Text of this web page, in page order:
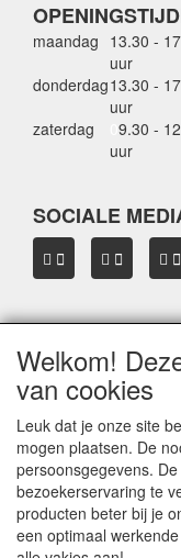
maandag 13.30 -
uur
donderdag13.30 -
uur
zaterdag
9.30 -
uur
SOCIALE
OVER
Dakkoffer verhuur
Verkoop dakkoffers
Onze merken
Herroepingslink
Privacyverklaring
Welkom!
van cookies
Leuk dat je onze site
mogen plaatsen. De
persoonsgegevens.
bezoekerservaring te
producten beter bij je
een optimaal